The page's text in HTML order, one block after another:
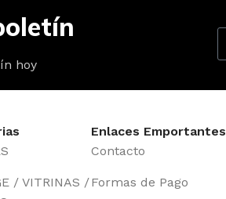
hoy
/ VITRINAS /
Enlaces Emportantes
Contacto
Formas de Pago